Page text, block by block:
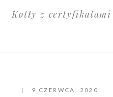
Kotły z certyfikatami
9 CZERWCA, 2020